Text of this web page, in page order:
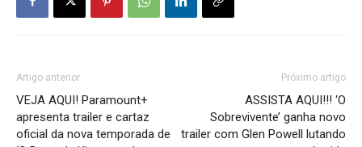
Artigo anterior
VEJA AQUI! Paramount+
apresenta trailer e cartaz
oficial da nova temporada de
Próximo artigo
ASSISTA AQUI!!! ‘O
Sobrevivente’ ganha novo
trailer com Glen Powell lutando